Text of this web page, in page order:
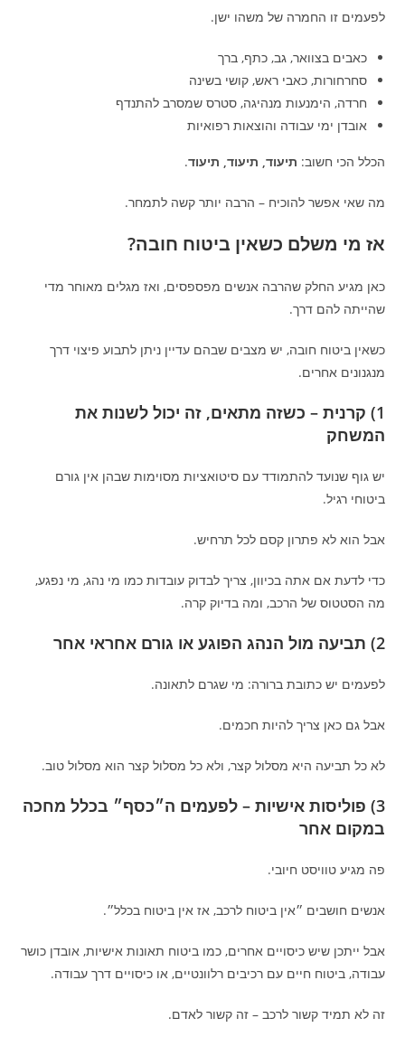
לפעמים זו החמרה של משהו ישן.
כאבים בצוואר, גב, כתף, ברך
סחרחורות, כאבי ראש, קושי בשינה
חרדה, הימנעות מנהיגה, סטרס שמסרב להתנדף
אובדן ימי עבודה והוצאות רפואיות
הכלל הכי חשוב: תיעוד, תיעוד, תיעוד.
מה שאי אפשר להוכיח – הרבה יותר קשה לתמחר.
אז מי משלם כשאין ביטוח חובה?
כאן מגיע החלק שהרבה אנשים מפספסים, ואז מגלים מאוחר מדי
שהייתה להם דרך.
כשאין ביטוח חובה, יש מצבים שבהם עדיין ניתן לתבוע פיצוי דרך
מנגנונים אחרים.
1) קרנית – כשזה מתאים, זה יכול לשנות את
המשחק
יש גוף שנועד להתמודד עם סיטואציות מסוימות שבהן אין גורם
ביטוחי רגיל.
אבל הוא לא פתרון קסם לכל תרחיש.
כדי לדעת אם אתה בכיוון, צריך לבדוק עובדות כמו מי נהג, מי נפגע,
מה הסטטוס של הרכב, ומה בדיוק קרה.
2) תביעה מול הנהג הפוגע או גורם אחראי אחר
לפעמים יש כתובת ברורה: מי שגרם לתאונה.
אבל גם כאן צריך להיות חכמים.
לא כל תביעה היא מסלול קצר, ולא כל מסלול קצר הוא מסלול טוב.
3) פוליסות אישיות – לפעמים ה״כסף״ בכלל מחכה
במקום אחר
פה מגיע טוויסט חיובי.
אנשים חושבים ״אין ביטוח לרכב, אז אין ביטוח בכלל״.
אבל ייתכן שיש כיסויים אחרים, כמו ביטוח תאונות אישיות, אובדן כושר
עבודה, ביטוח חיים עם רכיבים רלוונטיים, או כיסויים דרך עבודה.
זה לא תמיד קשור לרכב – זה קשור לאדם.